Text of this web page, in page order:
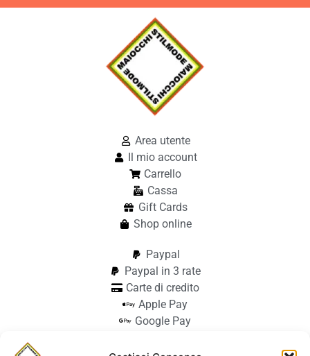
Area utente
Il mio account
Carrello
Cassa
Gift Cards
Shop online
Paypal
Paypal in 3 rate
Carte di credito
Apple Pay
Google Pay